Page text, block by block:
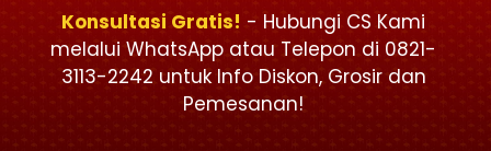
Konsultasi Gratis! - Hubungi CS Kami
melalui WhatsApp atau Telepon di 0821-
3113-2242 untuk Info Diskon, Grosir dan
Pemesanan!